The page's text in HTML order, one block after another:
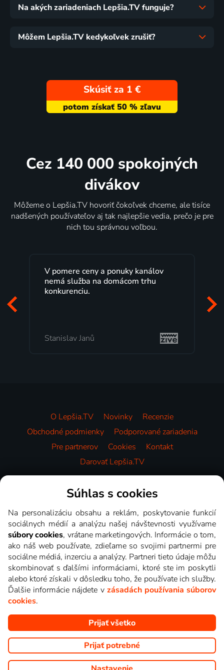
Na akých zariadeniach Lepšia.TV funguje?
Môžem Lepšia.TV kedykoľvek zrušiť?
Skúsiť za 1 €
Cez 140 000 spokojných
divákov
Môžeme o Lepšia.TV hovoriť čokoľvek chceme, ale tisíce
nadšených používateľov aj tak najlepšie vedia, prečo je pre
nich tou správnou voľbou.
V pomere ceny a ponuky kanálov
nemá služba na domácom trhu
konkurenciu.
Stanislav Janů
O Lepšia.TV Novinky
Recenzie
Obchodné podmienky
Podporované zariadenia
Pre partnerov
Cookies
Kontakt
Darovať Lepšia.TV
Videotéka
Copyright © goNET s.r.o. Na tomto webe sú zobrazované obrázky
z relácií TV staníc, ktoré môžete sledovať v Lepšia.TV.
Súhlas s cookies
Na personalizáciu obsahu a reklám, poskytovanie funkcií
sociálnych médií a analýzu našej návštevnosti využívame
súbory cookies, vrátane marketingových. Informácie o tom,
ako náš web používate, zdieľame so svojimi partnermi pre
sociálne médiá, inzerciu a analýzy. Partneri tieto údaje môžu
skombinovať s ďalšími informáciami, ktoré ste im poskytli
alebo ktoré získali v dôsledku toho, že používate ich služby.
Ďalšie informácie nájdete v zásadách používania súborov
cookies.
Prijať všetko
Prijať potrebné